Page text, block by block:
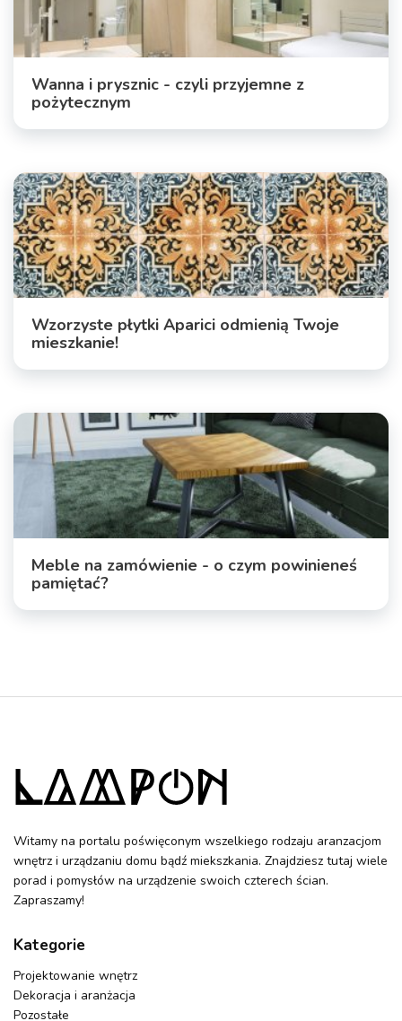
Wanna i prysznic - czyli przyjemne z
pożytecznym
Wzorzyste płytki Aparici odmienią Twoje
mieszkanie!
Meble na zamówienie - o czym powinieneś
pamiętać?
Witamy na portalu poświęconym wszelkiego rodzaju aranzacjom
wnętrz i urządzaniu domu bądź miekszkania. Znajdziesz tutaj wiele
porad i pomysłów na urządzenie swoich czterech ścian.
Zapraszamy!
Kategorie
Projektowanie wnętrz
Dekoracja i aranżacja
Pozostałe